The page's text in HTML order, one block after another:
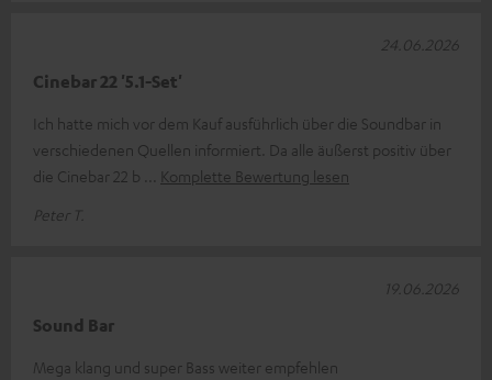
Cinebar 22 '5.1-Set'
Ich hatte mich vor dem Kauf ausführlich über die Soundbar in
verschiedenen Quellen informiert. Da alle äußerst positiv über
die Cinebar 22 b
Komplette Bewertung lesen
Peter T.
24.06.2026
Sound Bar
Mega klang und super Bass weiter empfehlen
19.06.2026